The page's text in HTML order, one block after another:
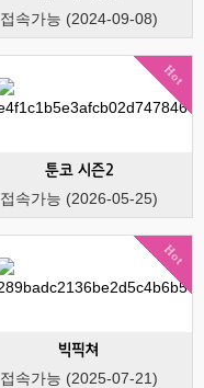
접속가능 (2024-09-08)
Hot
툰코 시즌2
접속가능 (2026-05-25)
Hot
빅픽쳐
접속가능 (2025-07-21)